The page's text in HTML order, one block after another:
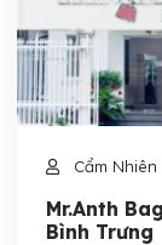
Cẩm Nhiên
Mr.Anth
Bình Trưng